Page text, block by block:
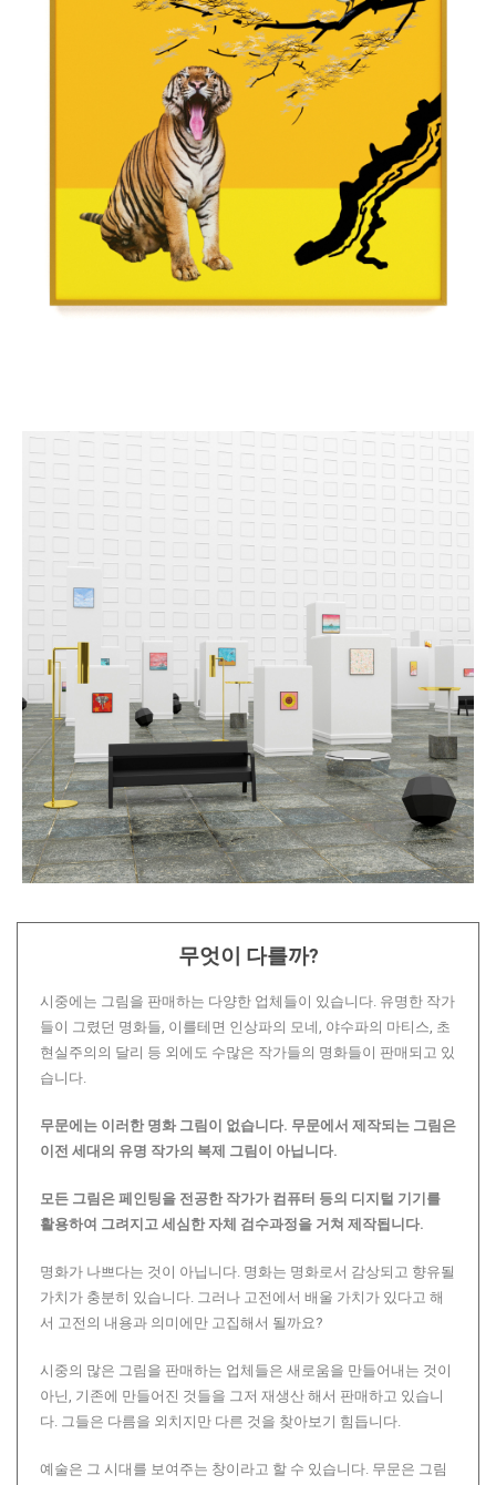
무엇이 다를까?
시중에는 그림을 판매하는 다양한 업체들이 있습니다. 유명한 작가
들이 그렸던 명화들, 이를테면 인상파의 모네, 야수파의 마티스, 초
현실주의의 달리 등 외에도 수많은 작가들의 명화들이 판매되고 있
습니다.
무문에는 이러한 명화 그림이 없습니다. 무문에서 제작되는 그림은
이전 세대의 유명 작가의 복제 그림이 아닙니다.
모든 그림은 페인팅을 전공한 작가가 컴퓨터 등의 디지털 기기를
활용하여 그려지고 세심한 자체 검수과정을 거쳐 제작됩니다.
명화가 나쁘다는 것이 아닙니다. 명화는 명화로서 감상되고 향유될
가치가 충분히 있습니다. 그러나 고전에서 배울 가치가 있다고 해
서 고전의 내용과 의미에만 고집해서 될까요?
시중의 많은 그림을 판매하는 업체들은 새로움을 만들어내는 것이
아닌, 기존에 만들어진 것들을 그저 재생산 해서 판매하고 있습니
다. 그들은 다름을 외치지만 다른 것을 찾아보기 힘듭니다.
예술은 그 시대를 보여주는 창이라고 할 수 있습니다. 무문은 그림